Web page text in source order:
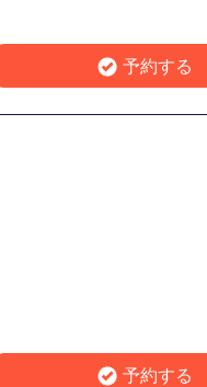
予約する
予約する